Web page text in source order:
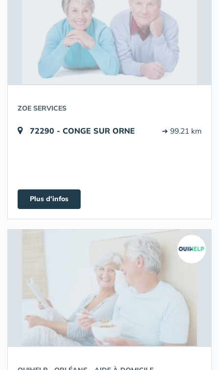
ZOE SERVICES
72290 - CONGE SUR ORNE ➔ 99.21 km
Plus d'infos